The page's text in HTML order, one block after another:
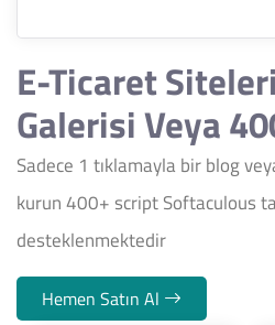
E-Ticaret
Galerisi Veya
Sadece 1 tıklamayla bir blog
kurun 400+ script Softaculous
desteklenmektedir
Hemen Satın Al